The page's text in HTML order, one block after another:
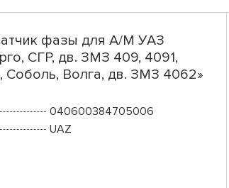
фазы для А/М УАЗ
СГР, дв. ЗМЗ 409, 4091,
Волга, дв. ЗМЗ 4062»
040600384705006
UAZ